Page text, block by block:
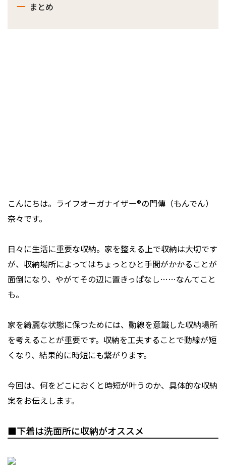
まとめ
こんにちは。ライフオーガナイザー®の門傳（もんでん）
奈々です。
日々に生活に重要な収納。家を整える上で収納は大切です
が、収納場所によってはちょっとひと手間がかかることが
面倒になり、やがてその辺に置きっぱなし……なんてこと
も。
家を綺麗な状態に保つためには、動線を意識した収納場所
を考えることが重要です。収納を工夫することで動線が短
くなり、結果的に時短にも繋がります。
今回は、何をどこにおくと時短が叶うのか、具体的な収納
案をお伝えします。
■下着は洗面所に収納がオススメ